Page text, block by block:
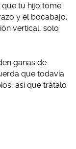
que tu hijo tome
y él bocabajo,
vertical, solo
ganas de
que todavía
así que trátalo